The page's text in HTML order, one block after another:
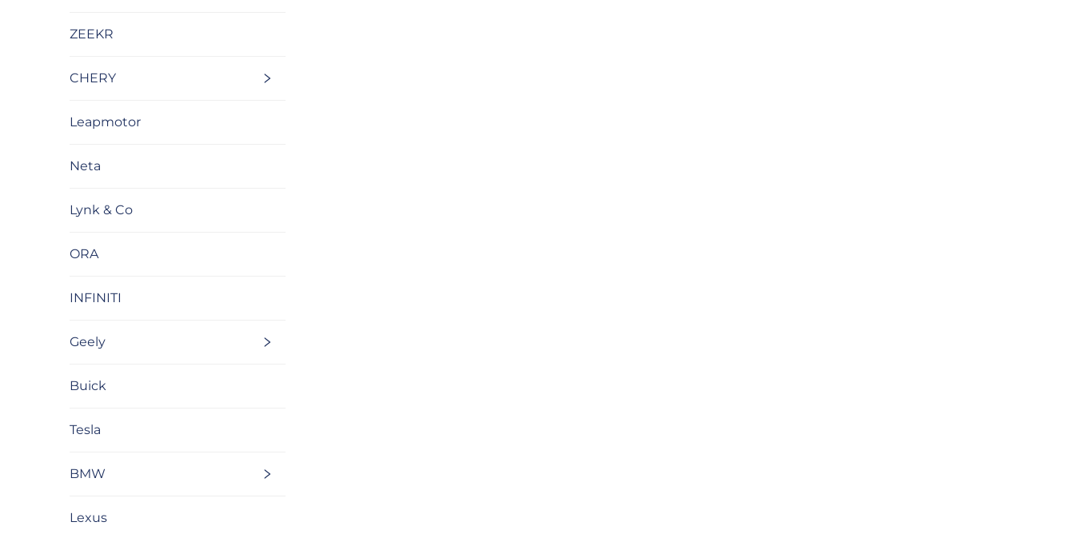
ZEEKR
CHERY
Leapmotor
Neta
Lynk & Co
ORA
INFINITI
Geely
Buick
Tesla
BMW
Lexus